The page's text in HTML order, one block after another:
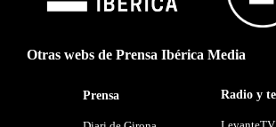
Otras webs de Prensa Ibérica Media
Prensa Radio y